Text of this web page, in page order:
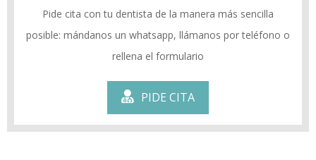
Pide cita con tu dentista de la manera más sencilla
posible: mándanos un whatsapp, llámanos por teléfono o
rellena el formulario
PIDE CITA